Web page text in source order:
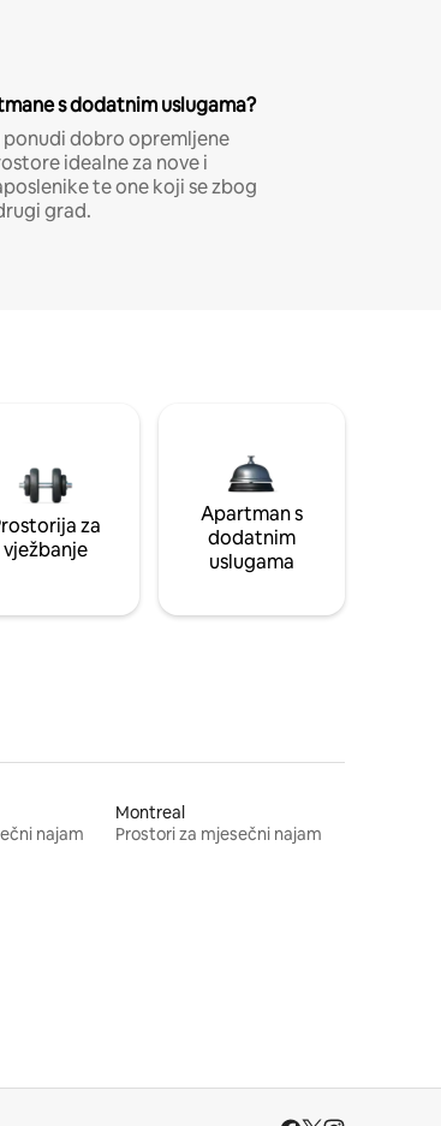
s dodatnim uslugama?
ponudi dobro opremljene
idealne za nove i
te one koji se zbog
grad.
za
vježbanje
Apartman s
dodatnim
uslugama
najam
Montreal
Prostori za mjesečni najam